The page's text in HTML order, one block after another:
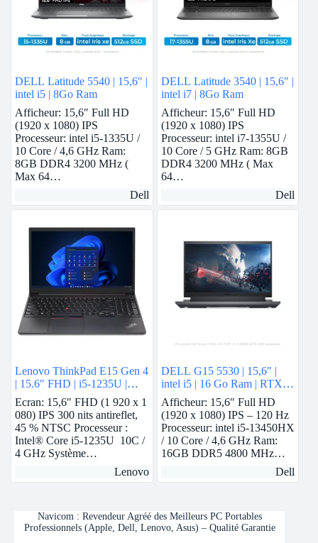
DELL Latitude 5540 | 15,6″ |
intel i5 | 8Go Ram
Afficheur: 15,6″ Full HD
(1920 x 1080) IPS
Processeur: intel i5-1335U /
10 Core / 4,6 GHz Ram:
8GB DDR4 3200 MHz (
Max 64…
Dell
DELL Latitude 3540 | 15,6″ |
intel i7 | 8Go Ram
Afficheur: 15,6″ Full HD
(1920 x 1080) IPS
Processeur: intel i7-1355U /
10 Core / 5 GHz Ram: 8GB
DDR4 3200 MHz ( Max
64…
Dell
Lenovo ThinkPad E15 Gen 4
| 15.6″ FHD | i5-1235U |
8Gb Ram | Nvidia MX550 |
512 GB SSD
Ecran: 15,6″ FHD (1 920 x 1
080) IPS 300 nits antireflet,
45 % NTSC Processeur :
Intel® Core i5-1235U 10C /
4 GHz Système…
Lenovo
DELL G15 5530 | 15,6″ |
intel i5 | 16 Go Ram | RTX
3050
Afficheur: 15,6″ Full HD
(1920 x 1080) IPS – 120 Hz
Processeur: intel i5-13450HX
/ 10 Core / 4,6 GHz Ram:
16GB DDR5 4800 MHz…
Dell
Navicom : Revendeur Agréé des Meilleurs PC Portables
Professionnels (Apple, Dell, Lenovo, Asus) – Qualité Garantie